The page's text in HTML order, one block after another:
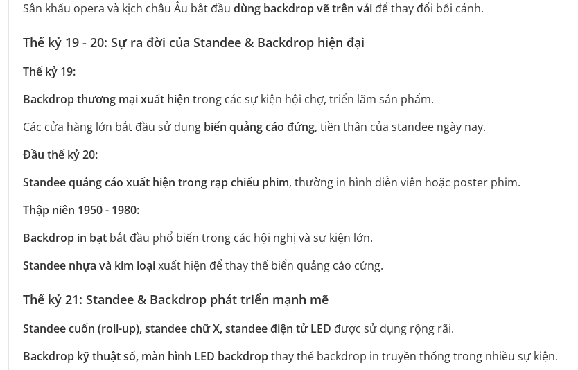
Sân khấu opera và kịch châu Âu bắt đầu dùng backdrop vẽ trên vải để thay đổi bối cảnh.
Thế kỷ 19 - 20: Sự ra đời của Standee & Backdrop hiện đại
Thế kỷ 19:
Backdrop thương mại xuất hiện trong các sự kiện hội chợ, triển lãm sản phẩm.
Các cửa hàng lớn bắt đầu sử dụng biển quảng cáo đứng, tiền thân của standee ngày nay.
Đầu thế kỷ 20:
Standee quảng cáo xuất hiện trong rạp chiếu phim, thường in hình diễn viên hoặc poster phim.
Thập niên 1950 - 1980:
Backdrop in bạt bắt đầu phổ biến trong các hội nghị và sự kiện lớn.
Standee nhựa và kim loạixuất hiện để thay thế biển quảng cáo cứng.
Thế kỷ 21: Standee & Backdrop phát triển mạnh mẽ
Standee cuốn (roll-up), standee chữ X, standee điện tử LED được sử dụng rộng rãi.
Backdrop kỹ thuật số, màn hình LED backdropthay thế backdrop in truyền thống trong nhiều sự kiện.